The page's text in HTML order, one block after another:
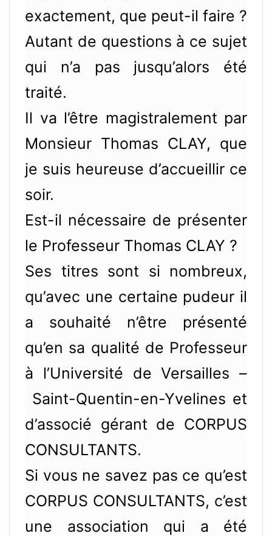
exactement, que peut-il faire ?
Autant de questions à ce sujet
qui n’a pas jusqu’alors été
traité.
Il va l’être magistralement par
Monsieur Thomas CLAY, que
je suis heureuse d’accueillir ce
soir.
Est-il nécessaire de présenter
le Professeur Thomas CLAY ?
Ses titres sont si nombreux,
qu’avec une certaine pudeur il
a souhaité n’être présenté
qu’en sa qualité de Professeur
à l’Université de Versailles –
Saint-Quentin-en-Yvelines et
d’associé gérant de CORPUS
CONSULTANTS.
Si vous ne savez pas ce qu’est
CORPUS CONSULTANTS, c’est
une association qui a été